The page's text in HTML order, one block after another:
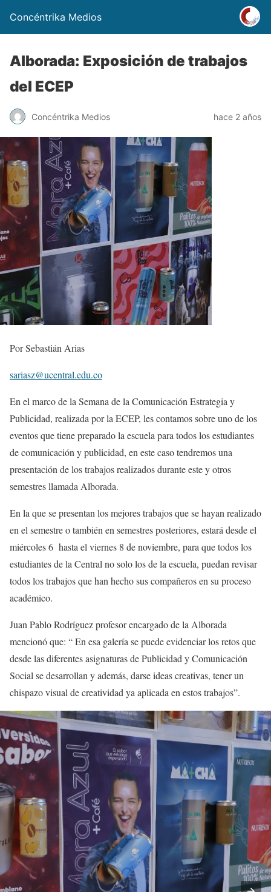
Concéntrika Medios
Alborada: Exposición de trabajos
del ECEP
Concéntrika Medios hace 2 años
Por Sebastián Arias
sariasz@ucentral.edu.co
En el marco de la Semana de la Comunicación Estrategia y
Publicidad, realizada por la ECEP, les contamos sobre uno de los
eventos que tiene preparado la escuela para todos los estudiantes
de comunicación y publicidad, en este caso tendremos una
presentación de los trabajos realizados durante este y otros
semestres llamada Alborada.
En la que se presentan los mejores trabajos que se hayan realizado
en el semestre o también en semestres posteriores, estará desde el
miércoles 6 hasta el viernes 8 de noviembre, para que todos los
estudiantes de la Central no solo los de la escuela, puedan revisar
todos los trabajos que han hecho sus compañeros en su proceso
académico.
Juan Pablo Rodríguez profesor encargado de la Alborada
mencionó que: “ En esa galería se puede evidenciar los retos que
desde las diferentes asignaturas de Publicidad y Comunicación
Social se desarrollan y además, darse ideas creativas, tener un
chispazo visual de creatividad ya aplicada en estos trabajos”.